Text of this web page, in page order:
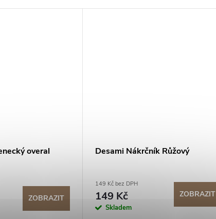
overal
ZOBRAZIT
Desami Nákrčník Růžový
149 Kč bez DPH
149 Kč
Skladem
ZOBRAZIT